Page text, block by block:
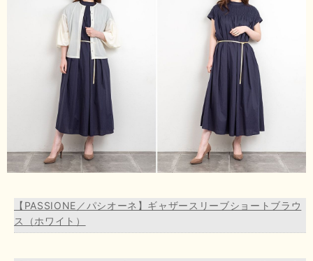
【PASSIONE／パシオーネ】ギャザースリーブショートブラウ
ス（ホワイト）